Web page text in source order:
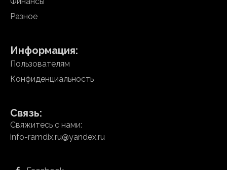
Разное
Информация:
Пользователям
Конфиденциальность
Связь:
Свяжитесь с нами:
info-ramdix.ru@yandex.ru